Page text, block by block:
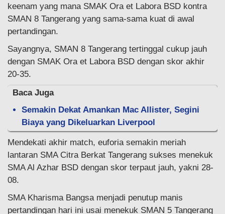
keenam yang mana SMAK Ora et Labora BSD kontra
SMAN 8 Tangerang yang sama-sama kuat di awal
pertandingan.
Sayangnya, SMAN 8 Tangerang tertinggal cukup jauh
dengan SMAK Ora et Labora BSD dengan skor akhir
20-35.
Baca Juga
Semakin Dekat Amankan Mac Allister, Segini
Biaya yang Dikeluarkan Liverpool
Mendekati akhir match, euforia semakin meriah
lantaran SMA Citra Berkat Tangerang sukses menekuk
SMA Al Azhar BSD dengan skor terpaut jauh, yakni 28-
08.
SMA Kharisma Bangsa menjadi penutup manis
pertandingan hari ini usai menekuk SMAN 5 Tangerang